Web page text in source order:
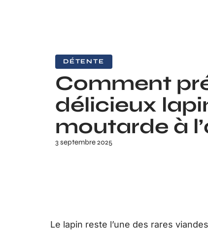
DÉTENTE
Comment
délicieux
moutarde à
3 septembre 2025
Le lapin reste l’une des rares